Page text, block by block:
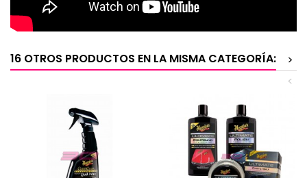
16 OTROS PRODUCTOS EN LA MISMA CATEGORÍA:
>
<